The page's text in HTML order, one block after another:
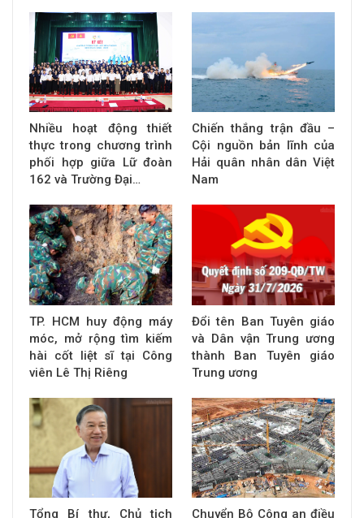
Nhiều hoạt động thiết
thực trong chương trình
phối hợp giữa Lữ đoàn
162 và Trường Đại…
Chiến thắng trận đầu –
Cội nguồn bản lĩnh của
Hải quân nhân dân Việt
Nam
TP. HCM huy động máy
móc, mở rộng tìm kiếm
hài cốt liệt sĩ tại Công
viên Lê Thị Riêng
Đổi tên Ban Tuyên giáo
và Dân vận Trung ương
thành Ban Tuyên giáo
Trung ương
Tổng Bí thư, Chủ tịch
Chuyển Bộ Công an điều